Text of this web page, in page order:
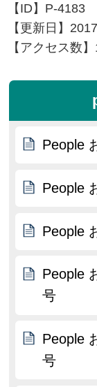
【ID】 P-4183
【更新日】
【アクセス数】
People
People
People
People
号
People
号